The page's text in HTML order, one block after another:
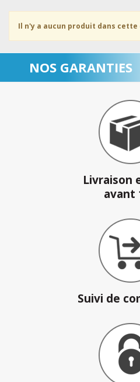
Il n'y a aucun produit dans
NOS GARANTIES
Livraison
avant
Suivi de